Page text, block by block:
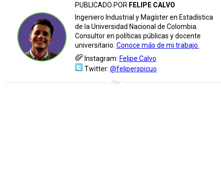
PUBLICADO POR FELIPE CALVO
Ingeniero Industrial y Magíster en Estadística
de la Universidad Nacional de Colombia.
Consultor en políticas públicas y docente
universitario. Conoce más de mi trabajo.
Instagram: Felipe Calvo
Twitter: @feliperspicuo